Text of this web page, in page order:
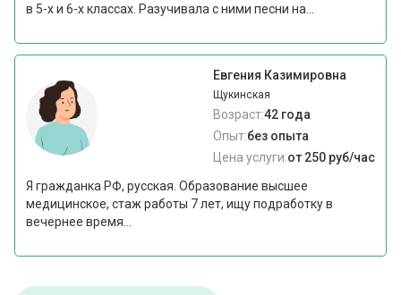
в 5-х и 6-х классах. Разучивала с ними песни на...
Евгения Казимировна
Щукинская
Возраст:42 года
Опыт:без опыта
Цена услуги:от 250 руб/час
Я гражданка РФ, русская. Образование высшее
медицинское, стаж работы 7 лет, ищу подработку в
вечернее время...